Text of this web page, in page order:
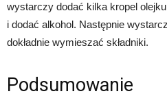
wystarczy dodać kilka kropel
i dodać alkohol. Następnie
dokładnie wymieszać składniki.
Podsumowanie